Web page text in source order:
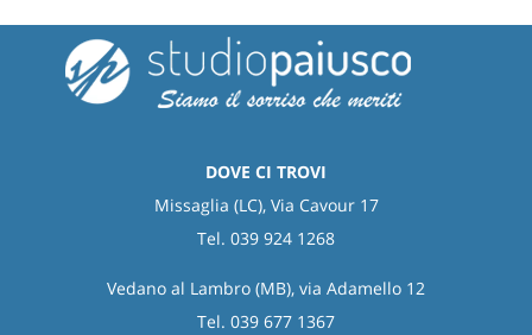
DOVE CI TROVI
Missaglia (LC), Via Cavour 17
Tel. 039 924 1268
Vedano al Lambro (MB), via Adamello 12
Tel. 039 677 1367